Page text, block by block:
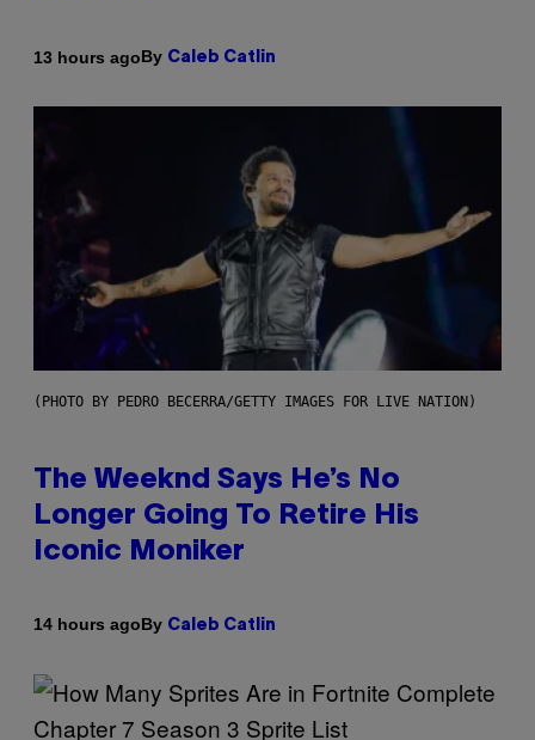
13 hours agoBy Caleb Catlin
(PHOTO BY PEDRO BECERRA/GETTY IMAGES FOR LIVE NATION)
The Weeknd Says He’s No
Longer Going To Retire His
Iconic Moniker
14 hours agoBy Caleb Catlin